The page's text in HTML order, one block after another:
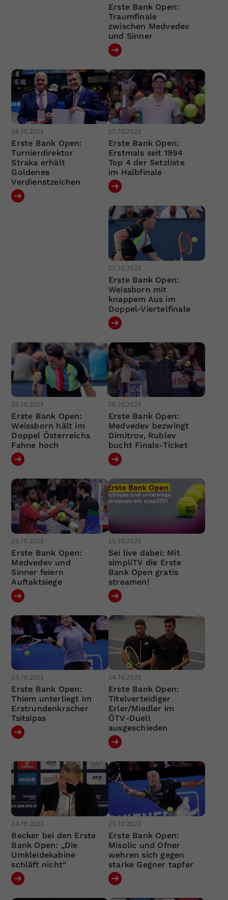
Erste Bank Open:
Traumfinale
zwischen Medvedev
und Sinner
28.10.2023
Erste Bank Open:
Turnierdirektor
Straka erhält
Goldenes
Verdienstzeichen
27.10.2023
Erste Bank Open:
Erstmals seit 1994
Top 4 der Setzliste
im Halbfinale
27.10.2023
Erste Bank Open:
Weissborn mit
knappem Aus im
Doppel-Viertelfinale
26.10.2023
Erste Bank Open:
Weissborn hält im
Doppel Österreichs
Fahne hoch
26.10.2023
Erste Bank Open:
Medvedev bezwingt
Dimitrov, Rublev
bucht Finals-Ticket
25.10.2023
Erste Bank Open:
Medvedev und
Sinner feiern
Auftaktsiege
25.10.2023
Sei live dabei: Mit
simpliTV die Erste
Bank Open gratis
streamen!
24.10.2023
Erste Bank Open:
Thiem unterliegt im
Erstrundenkracher
Tsitsipas
24.10.2023
Erste Bank Open:
Titelverteidiger
Erler/Miedler im
ÖTV-Duell
ausgeschieden
24.10.2023
Becker bei den Erste
Bank Open: „Die
Umkleidekabine
schläft nicht“
23.10.2023
Erste Bank Open:
Misolic und Ofner
wehren sich gegen
starke Gegner tapfer